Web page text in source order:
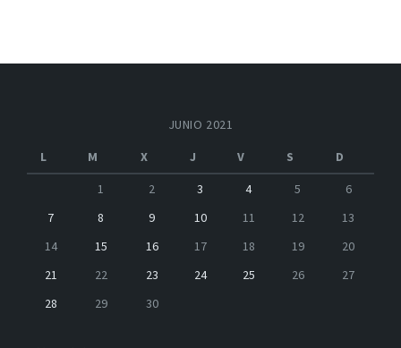
JUNIO 2021
L
M X J V S
D
1
2 3 4 5
6
7
8 9 10 11 12
13
14
15 16 17 18 19
20
21
22 23 24 25 26
27
28
29 30